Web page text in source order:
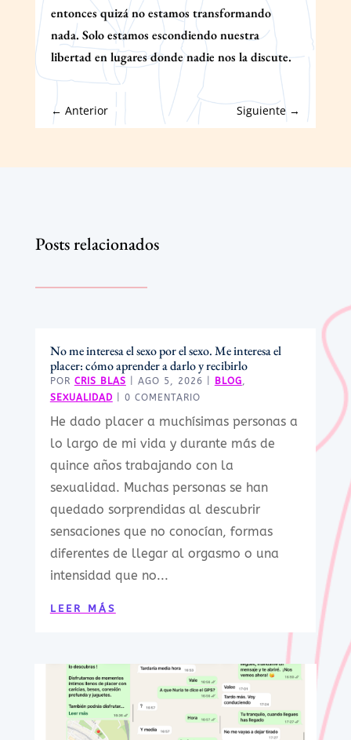
entonces quizá no estamos transformando
nada. Solo estamos escondiendo nuestra
libertad en lugares donde nadie nos la discute.
← Anterior Siguiente→
Posts relacionados
No me interesa el sexo por el sexo. Me interesa el
placer: cómo aprender a darlo y recibirlo
POR CRIS BLAS AGO 5, 2026 BLOG
SEXUALIDAD | 0 COMENTARIO
He dado placer a muchísimas personas a
lo largo de mi vida y durante más de
quince años trabajando con la
sexualidad. Muchas personas se han
quedado sorprendidas al descubrir
sensaciones que no conocían, formas
diferentes de llegar al orgasmo o una
intensidad que no...
LEER MÁS